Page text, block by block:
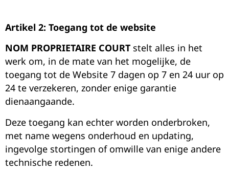
Artikel 2: Toegang tot de website
NOM PROPRIETAIRE COURT stelt alles in het
werk om, in de mate van het mogelijke, de
toegang tot de Website 7 dagen op 7 en 24 uur op
24 te verzekeren, zonder enige garantie
dienaangaande.
Deze toegang kan echter worden onderbroken,
met name wegens onderhoud en updating,
ingevolge stortingen of omwille van enige andere
technische redenen.